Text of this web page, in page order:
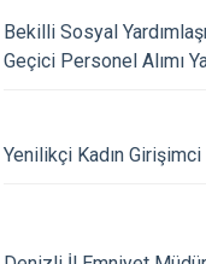
Bekilli Sosyal
Geçici Personel Alımı
Yenilikçi Kadın